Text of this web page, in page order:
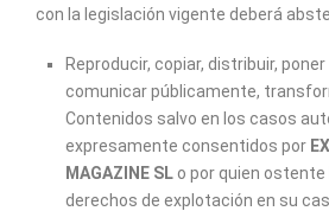
con la legislación vigente deberá
Reproducir, copiar, distribuir,
comunicar públicamente,
Contenidos salvo en los casos
expresamente consentidos por
MAGAZINE SL o por quien
derechos de explotación en su